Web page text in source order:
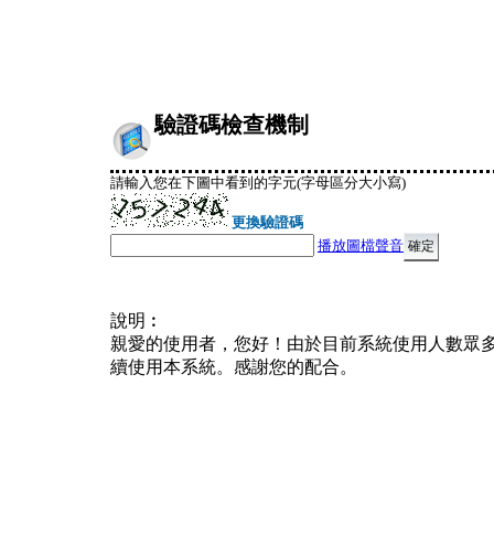
驗證碼檢查機制
請輸入您在下圖中看到的字元(字母區分大小寫)
更換驗證碼
播放圖檔聲音
說明︰
親愛的使用者，您好！由於目前系統使用人數眾
續使用本系統。感謝您的配合。